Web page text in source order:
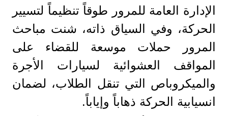
الإدارة العامة للمرور طوقاً تنظيماً لتسيير
الحركة، وفي السياق ذاته، شنت مباحث
المرور حملات موسعة للقضاء على
المواقف العشوائية لسيارات الأجرة
والميكروباص التي تنقل الطلاب، لضمان
انسيابية الحركة ذهاباً وإياباً.